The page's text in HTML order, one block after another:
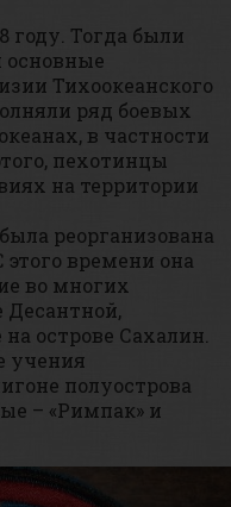
году. Тогда были
основные
Тихоокеанского
ряд боевых
в частности
пехотинцы
на территории
реорганизована
времени она
во многих
Десантной,
острове Сахалин.
учения
полуострова
– «Римпак» и